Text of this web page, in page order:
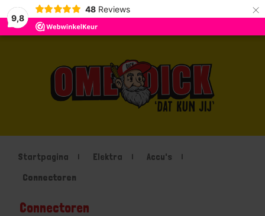
9,8
48 Reviews ×
Startpagina Elektra
Accu's
Connectoren
Connectoren